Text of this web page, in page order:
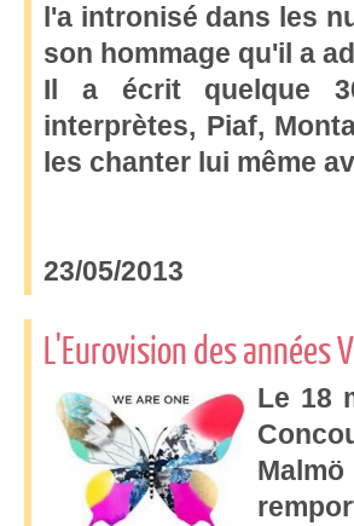
l'a intronisé dans les
son hommage qu'il a
Il a écrit quelque
interprètes, Piaf,
les chanter lui même
23/05/2013
L'Eurovision des années
Le 18